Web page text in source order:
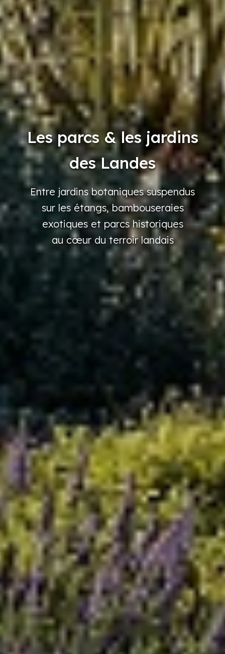
Les parcs & les jardins
des Landes
Entre jardins botaniques suspendus
sur les étangs, bambouseraies
exotiques et parcs historiques
au cœur du terroir landais